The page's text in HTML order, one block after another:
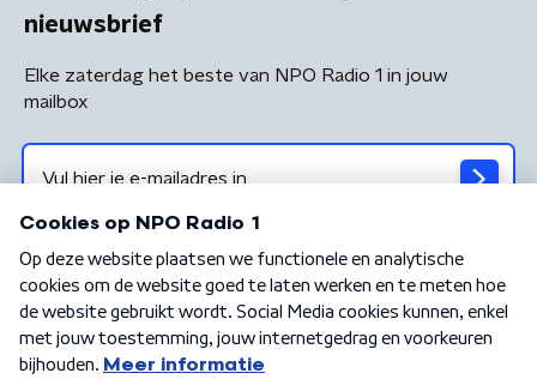
nieuwsbrief
Elke zaterdag het beste van NPO Radio 1 in jouw
mailbox
Algemene voorwaarden